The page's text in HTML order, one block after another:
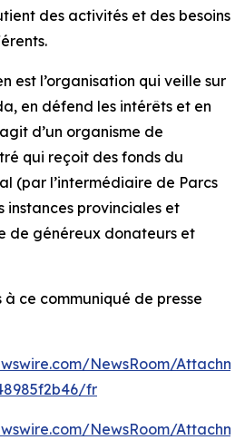
des activités et des besoins
est l’organisation qui veille sur
en défend les intérêts et en
d’un organisme de
qui reçoit des fonds du
(par l’intermédiaire de Parcs
instances provinciales et
de généreux donateurs et
à ce communiqué de presse
NewsRoom/
fr
NewsRoom/